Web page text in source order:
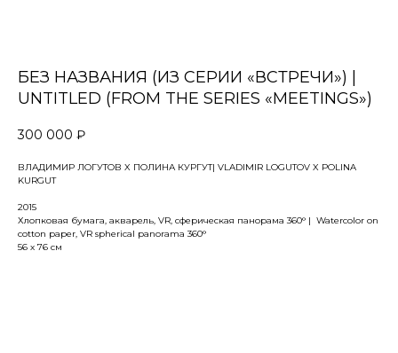
БЕЗ НАЗВАНИЯ (ИЗ СЕРИИ «ВСТРЕЧИ») |
UNTITLED (FROM THE SERIES «MEETINGS»)
300 000 ₽
ВЛАДИМИР ЛОГУТОВ X ПОЛИНА КУРГУТ| VLADIMIR LOGUTOV X POLINA
KURGUT
2015
Хлопковая бумага, акварель, VR, сферическая панорама 360° | Watercolor on
cotton paper, VR spherical panorama 360°
56 х 76 см